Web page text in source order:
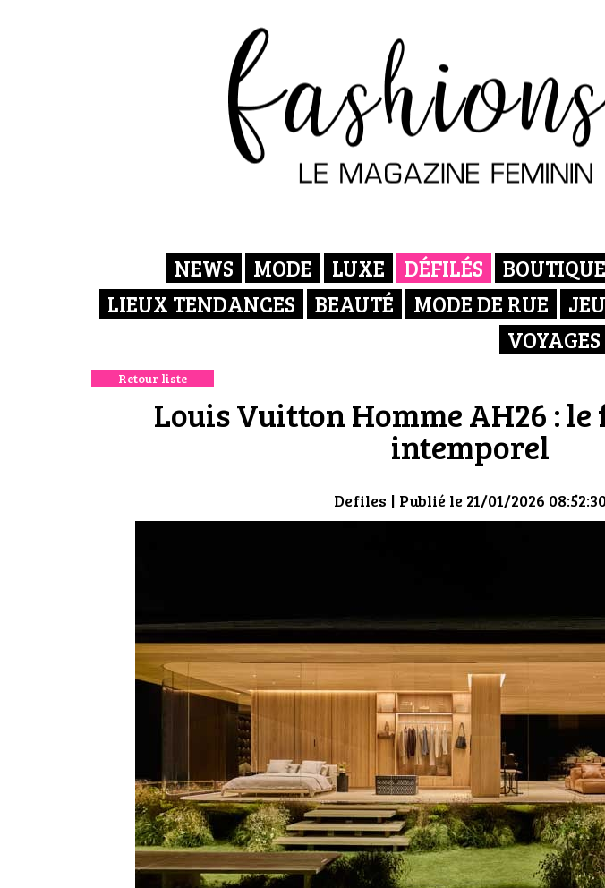
NEWS MODE LUXE DÉFILÉS BOUTIQUE
LIEUX TENDANCES
BEAUTÉ MODE DE RUE
Retour liste
Louis Vuitton Homme AH26 :
intemporel
Defiles | Publié le 21/01/2026